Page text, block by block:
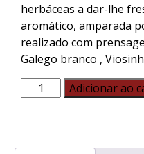
herbáceas a dar-lhe
aromático, amparada
realizado com
Galego branco ,
Adicionar ao